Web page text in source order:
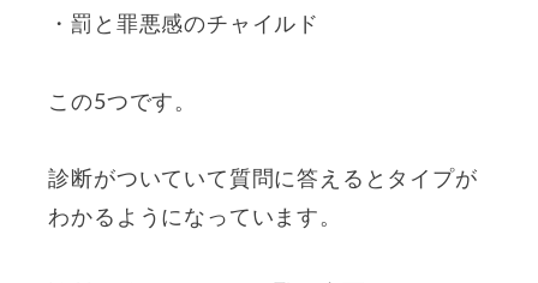
・罰と罪悪感のチャイルド
この5つです。
診断がついていて質問に答えるとタイプが
わかるようになっています。